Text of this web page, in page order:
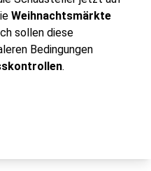
Weihnachtsmärkte
sollen diese
Bedingungen
.